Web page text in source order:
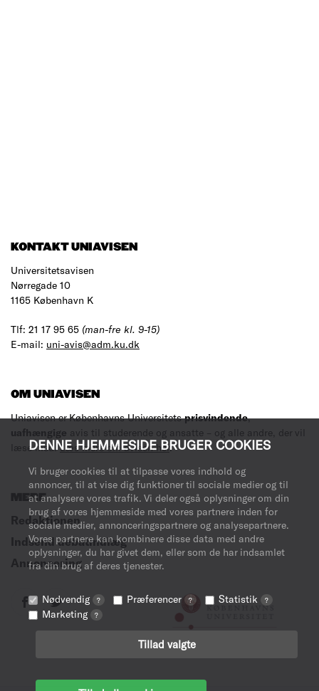
DENNE HJEMMESIDE BRUGER COOKIES
Vi bruger cookies til at tilpasse vores indhold og
annoncer, til at vise dig funktioner til sociale medier og til
at analysere vores trafik. Vi deler også oplysninger om din
brug af vores hjemmeside med vores partnere inden for
sociale medier, annonceringspartnere og analysepartnere.
Vores partnere kan kombinere disse data med andre
oplysninger, du har givet dem, eller som de har indsamlet
fra din brug af deres tjenester.
Nødvendig ? Præferencer ? Statistik ?
Marketing ?
Tillad valgte
KONTAKT UNIAVISEN
Universitetsavisen
Nørregade 10
1165 København K
Tlf: 21 17 95 65 (man-fre kl. 9-15)
E-mail: uni-avis@adm.ku.dk
OM UNIAVISEN
Uniavisen er Københavns Universitetsprisvindende,
uafhængige avis til studerende og ansatte – og alle andre, der vil
læse med.Læs mere om avisen her.
MERE
Redaktionen
Indsend debatindlæg
Annoncering